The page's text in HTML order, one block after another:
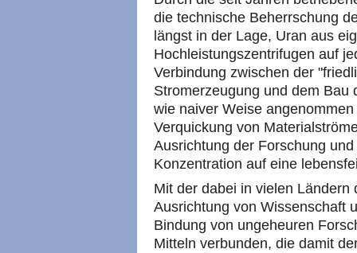
die technische Beherrschung
längst in der Lage, Uran aus
Hochleistungszentrifugen auf
Verbindung zwischen der
Stromerzeugung und dem Bau
wie naiver Weise
Verquickung von
Ausrichtung der Forschung
Konzentration auf eine
Mit der dabei in vielen
Ausrichtung von Wissenschaft
Bindung von ungeheuren
Mitteln verbunden, die damit